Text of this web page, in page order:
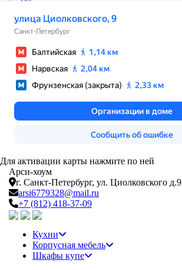
Для активации карты нажмите по ней
Арси-хоум
г. Санкт-Петербург, ул. Циолковского д.9
arsi6779328@mail.ru
+7 (812) 418-37-09
Кухни
Корпусная мебель
Шкафы купе